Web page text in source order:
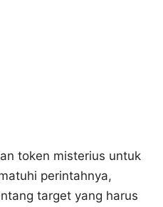
token misterius untuk
perintahnya,
target yang harus